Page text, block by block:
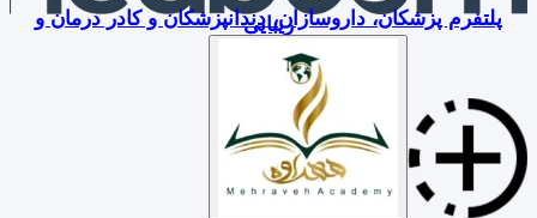
پلتفرم پزشکان، داروسازان، دندانپزشکان و کادر درمان و
زیبایی